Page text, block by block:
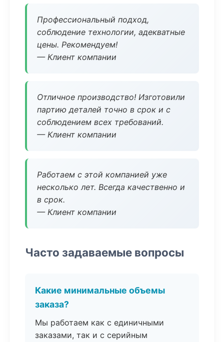
Профессиональный подход,
соблюдение технологии, адекватные
цены. Рекомендуем!
— Клиент компании
Отличное производство! Изготовили
партию деталей точно в срок и с
соблюдением всех требований.
— Клиент компании
Работаем с этой компанией уже
несколько лет. Всегда качественно и
в срок.
— Клиент компании
Часто задаваемые вопросы
Какие минимальные объемы
заказа?
Мы работаем как с единичными
заказами, так и с серийным